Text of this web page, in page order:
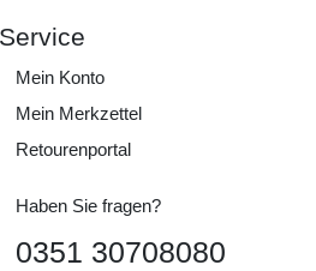
Service
Mein Konto
Mein Merkzettel
Retourenportal
Haben Sie fragen?
0351 30708080